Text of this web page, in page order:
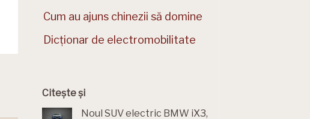
Cum au ajuns chinezii să domine
Dicționar de electromobilitate
Citește și
Noul SUV electric BMW iX3,